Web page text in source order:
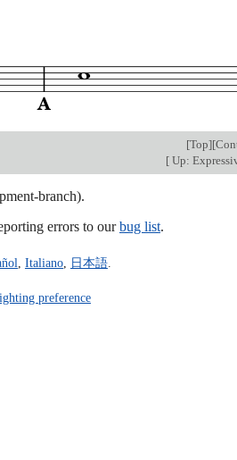
[Top][
[ Up:
branch).
errors to ourbug list.
Italiano, 日本語.
preference